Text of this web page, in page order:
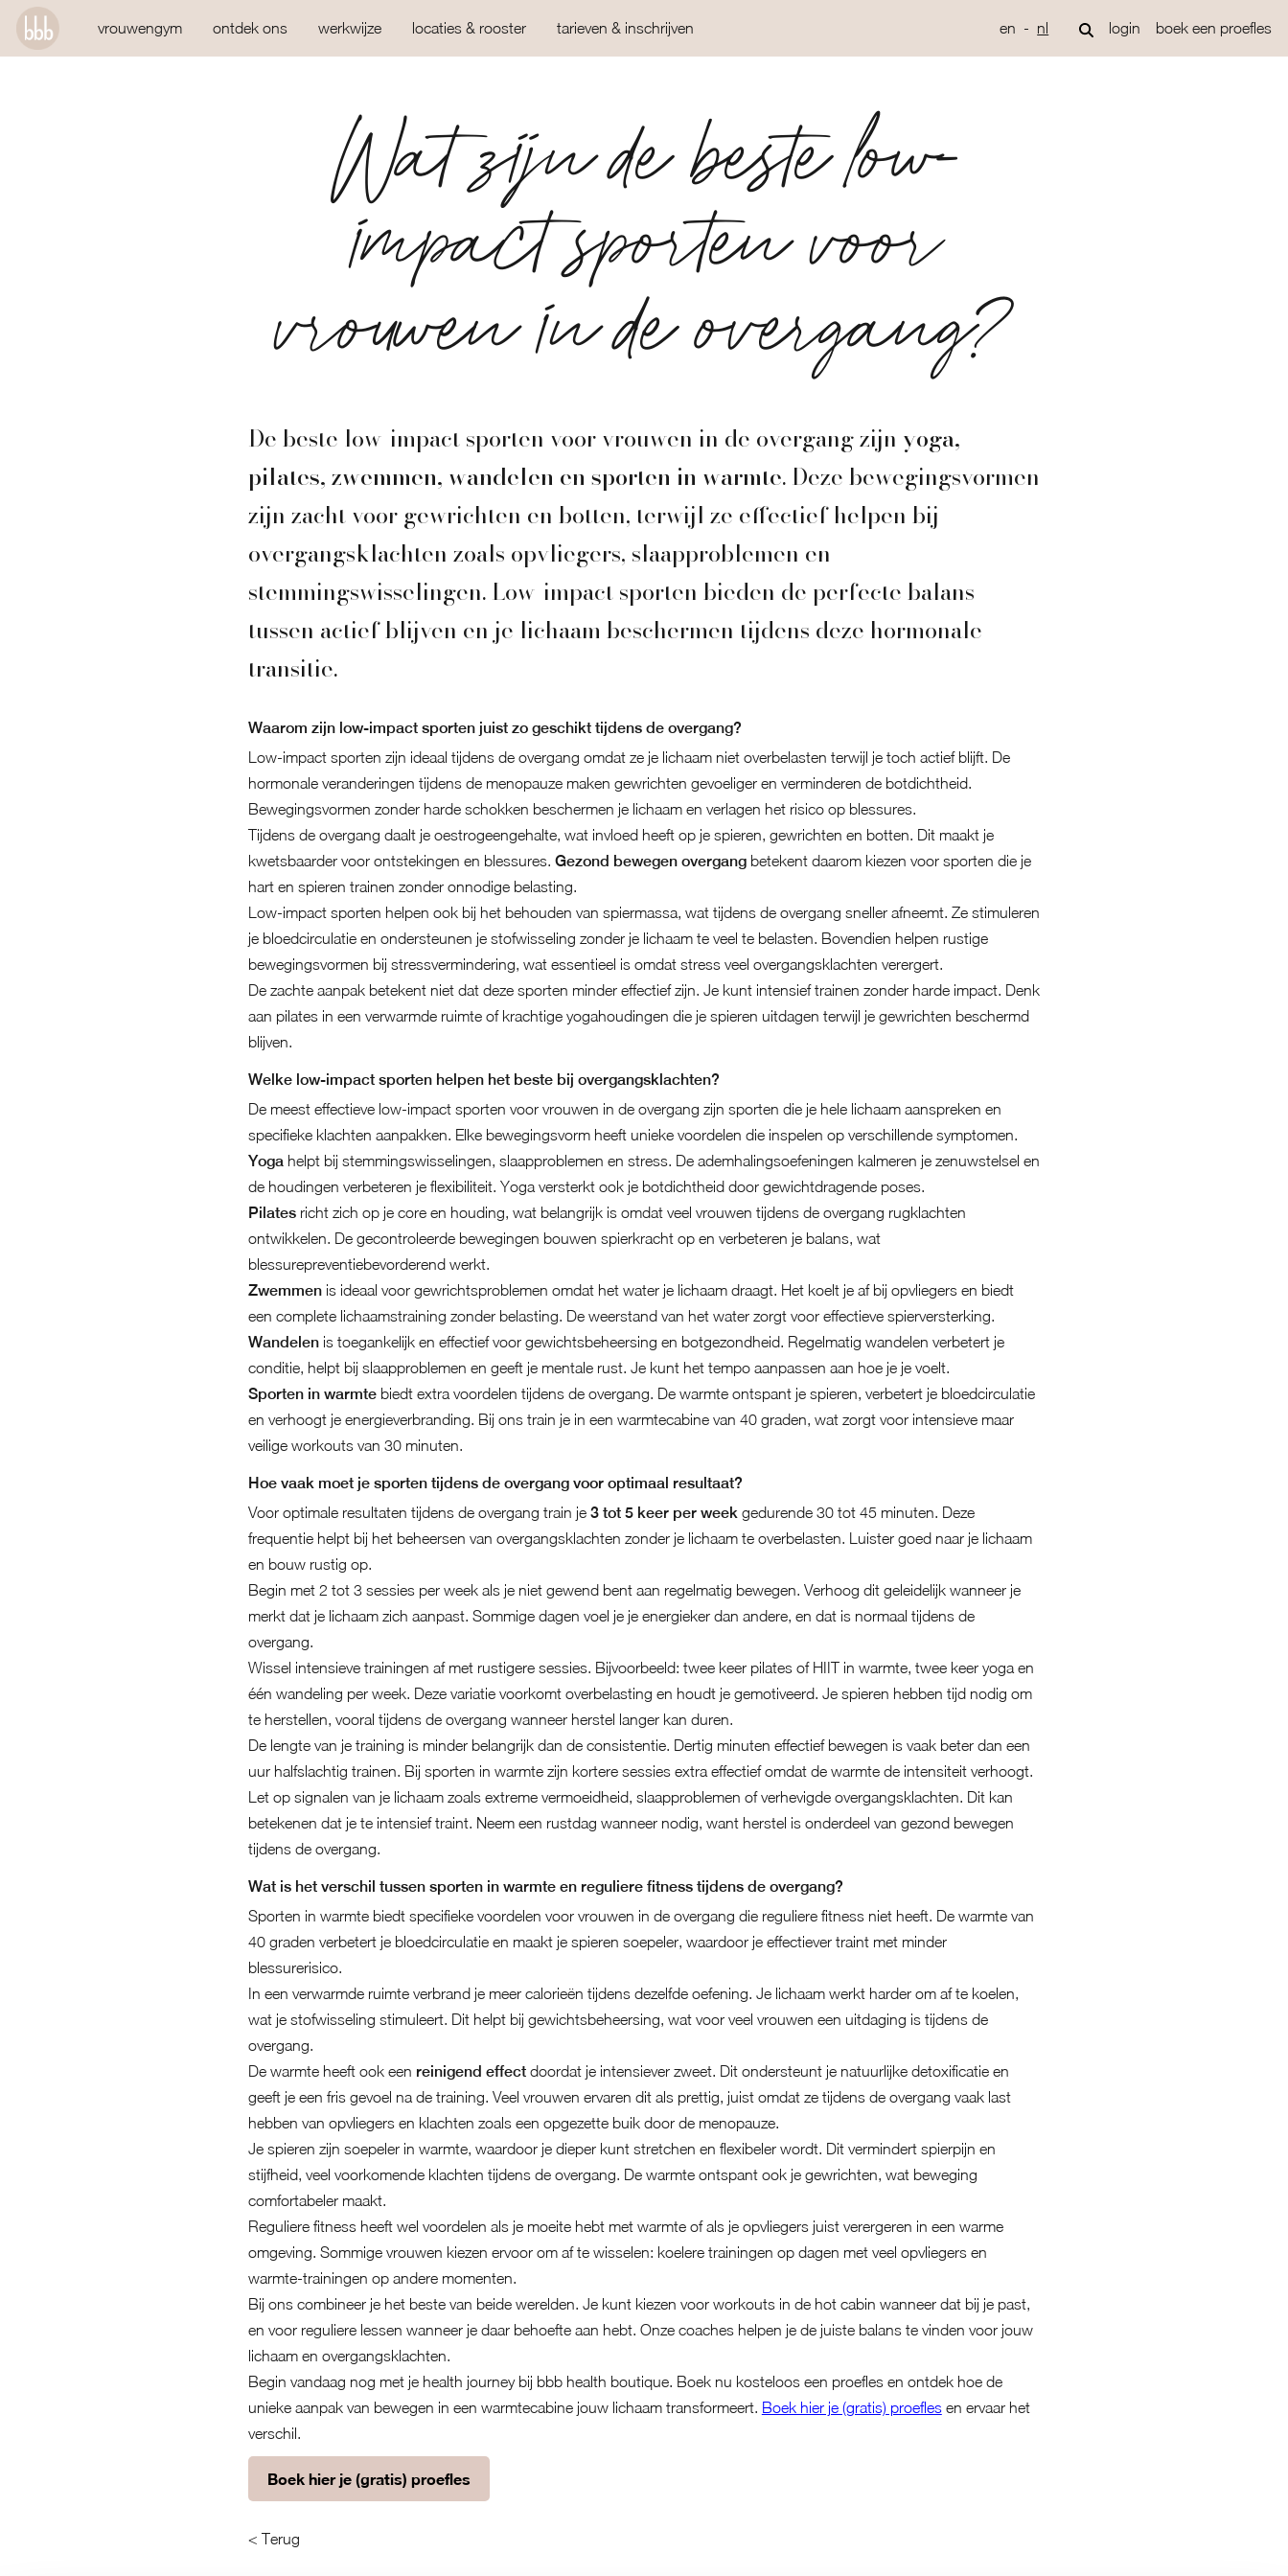
vrouwengym ontdek ons werkwijze locaties & rooster tarieven & inschrijven en nl login boek een proefles
Wat zijn de beste low-
impact sporten voor
vrouwen in de overgang?
De beste low-impact sporten voor vrouwen in de overgang zijn yoga,
pilates, zwemmen, wandelen en sporten in warmte. Deze bewegingsvormen
zijn zacht voor gewrichten en botten, terwijl ze effectief helpen bij
overgangsklachten zoals opvliegers, slaapproblemen en
stemmingswisselingen. Low-impact sporten bieden de perfecte balans
tussen actief blijven en je lichaam beschermen tijdens deze hormonale
transitie.
Waarom zijn low-impact sporten juist zo geschikt tijdens de overgang?
Low-impact sporten zijn ideaal tijdens de overgang omdat ze je lichaam niet overbelasten terwijl je toch actief blijft. De
hormonale veranderingen tijdens de menopauze maken gewrichten gevoeliger en verminderen de botdichtheid.
Bewegingsvormen zonder harde schokken beschermen je lichaam en verlagen het risico op blessures.
Tijdens de overgang daalt je oestrogeengehalte, wat invloed heeft op je spieren, gewrichten en botten. Dit maakt je
kwetsbaarder voor ontstekingen en blessures. Gezond bewegen overgangbetekent daarom kiezen voor sporten die je
hart en spieren trainen zonder onnodige belasting.
Low-impact sporten helpen ook bij het behouden van spiermassa, wat tijdens de overgang sneller afneemt. Ze stimuleren
je bloedcirculatie en ondersteunen je stofwisseling zonder je lichaam te veel te belasten. Bovendien helpen rustige
bewegingsvormen bij stressvermindering, wat essentieel is omdat stress veel overgangsklachten verergert.
De zachte aanpak betekent niet dat deze sporten minder effectief zijn. Je kunt intensief trainen zonder harde impact. Denk
aan pilates in een verwarmde ruimte of krachtige yogahoudingen die je spieren uitdagen terwijl je gewrichten beschermd
blijven.
Welke low-impact sporten helpen het beste bij overgangsklachten?
De meest effectieve low-impact sporten voor vrouwen in de overgang zijn sporten die je hele lichaam aanspreken en
specifieke klachten aanpakken. Elke bewegingsvorm heeft unieke voordelen die inspelen op verschillende symptomen.
Yoga helpt bij stemmingswisselingen, slaapproblemen en stress. De ademhalingsoefeningen kalmeren je zenuwstelsel en
de houdingen verbeteren je flexibiliteit. Yoga versterkt ook je botdichtheid door gewichtdragende poses.
Pilatesricht zich op je core en houding, wat belangrijk is omdat veel vrouwen tijdens de overgang rugklachten
ontwikkelen. De gecontroleerde bewegingen bouwen spierkracht op en verbeteren je balans, wat
blessurepreventiebevorderend werkt.
Zwemmenis ideaal voor gewrichtsproblemen omdat het water je lichaam draagt. Het koelt je af bij opvliegers en biedt
een complete lichaamstraining zonder belasting. De weerstand van het water zorgt voor effectieve spierversterking.
Wandelenis toegankelijk en effectief voor gewichtsbeheersing en botgezondheid. Regelmatig wandelen verbetert je
conditie, helpt bij slaapproblemen en geeft je mentale rust. Je kunt het tempo aanpassen aan hoe je je voelt.
Sporten in warmtebiedt extra voordelen tijdens de overgang. De warmte ontspant je spieren, verbetert je bloedcirculatie
en verhoogt je energieverbranding. Bij ons train je in een warmtecabine van 40 graden, wat zorgt voor intensieve maar
veilige workouts van 30 minuten.
Hoe vaak moet je sporten tijdens de overgang voor optimaal resultaat?
Voor optimale resultaten tijdens de overgang train je 3 tot 5 keer per week gedurende 30 tot 45 minuten. Deze
frequentie helpt bij het beheersen van overgangsklachten zonder je lichaam te overbelasten. Luister goed naar je lichaam
en bouw rustig op.
Begin met 2 tot 3 sessies per week als je niet gewend bent aan regelmatig bewegen. Verhoog dit geleidelijk wanneer je
merkt dat je lichaam zich aanpast. Sommige dagen voel je je energieker dan andere, en dat is normaal tijdens de
overgang.
Wissel intensieve trainingen af met rustigere sessies. Bijvoorbeeld: twee keer pilates of HIIT in warmte, twee keer yoga en
één wandeling per week. Deze variatie voorkomt overbelasting en houdt je gemotiveerd. Je spieren hebben tijd nodig om
te herstellen, vooral tijdens de overgang wanneer herstel langer kan duren.
De lengte van je training is minder belangrijk dan de consistentie. Dertig minuten effectief bewegen is vaak beter dan een
uur halfslachtig trainen. Bij sporten in warmte zijn kortere sessies extra effectief omdat de warmte de intensiteit verhoogt.
Let op signalen van je lichaam zoals extreme vermoeidheid, slaapproblemen of verhevigde overgangsklachten. Dit kan
betekenen dat je te intensief traint. Neem een rustdag wanneer nodig, want herstel is onderdeel van gezond bewegen
tijdens de overgang.
Wat is het verschil tussen sporten in warmte en reguliere fitness tijdens de overgang?
Sporten in warmte biedt specifieke voordelen voor vrouwen in de overgang die reguliere fitness niet heeft. De warmte van
40 graden verbetert je bloedcirculatie en maakt je spieren soepeler, waardoor je effectiever traint met minder
blessurerisico.
In een verwarmde ruimte verbrand je meer calorieën tijdens dezelfde oefening. Je lichaam werkt harder om af te koelen,
wat je stofwisseling stimuleert. Dit helpt bij gewichtsbeheersing, wat voor veel vrouwen een uitdaging is tijdens de
overgang.
De warmte heeft ook een reinigend effectdoordat je intensiever zweet. Dit ondersteunt je natuurlijke detoxificatie en
geeft je een fris gevoel na de training. Veel vrouwen ervaren dit als prettig, juist omdat ze tijdens de overgang vaak last
hebben van opvliegers en klachten zoals een opgezette buik door de menopauze.
Je spieren zijn soepeler in warmte, waardoor je dieper kunt stretchen en flexibeler wordt. Dit vermindert spierpijn en
stijfheid, veel voorkomende klachten tijdens de overgang. De warmte ontspant ook je gewrichten, wat beweging
comfortabeler maakt.
Reguliere fitness heeft wel voordelen als je moeite hebt met warmte of als je opvliegers juist verergeren in een warme
omgeving. Sommige vrouwen kiezen ervoor om af te wisselen: koelere trainingen op dagen met veel opvliegers en
warmte-trainingen op andere momenten.
Bij ons combineer je het beste van beide werelden. Je kunt kiezen voor workouts in de hot cabin wanneer dat bij je past,
en voor reguliere lessen wanneer je daar behoefte aan hebt. Onze coaches helpen je de juiste balans te vinden voor jouw
lichaam en overgangsklachten.
Begin vandaag nog met je health journey bij bbb health boutique. Boek nu kosteloos een proefles en ontdek hoe de
unieke aanpak van bewegen in een warmtecabine jouw lichaam transformeert. Boek hier je (gratis) proeflesen ervaar het
verschil.
Boek hier je (gratis) proefles
< Terug